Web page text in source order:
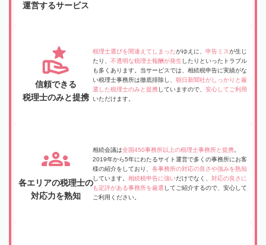
運営するサービス
信頼できる
税理士のみと提携
税理士選びを間違えてしまったがゆえに、 申告ミスが生じ
たり、 不透明な税理士報酬が発生 したりといったトラブル
も多くあります。当サービスでは、相続税申告に実績がな
い税理士事務所は徹底排除し、 朝日新聞社がしっかりと厳
選した税理士のみと提携していますので、 安心してご利用
いただけます。
各エリアの税理士の
対応力を熟知
相続会議は全国450事務所以上の税理士事務所と提携
2019年から5年にわたるサイト運営で多くの事務所にお客
様の紹介をしており、 各事務所の対応の良さや強みを熟知
しています。 相続税申告に強いだけでなく、 対応の良さに
も定評がある事務所を厳選 してご紹介するので、安心して
ご利用ください。